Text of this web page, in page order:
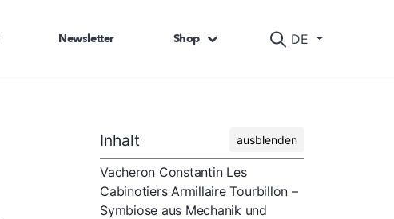
DE
Newsletter Shop
Inhalt ausblenden
Vacheron Constantin Les
Cabinotiers Armillaire Tourbillon –
Symbiose aus Mechanik und